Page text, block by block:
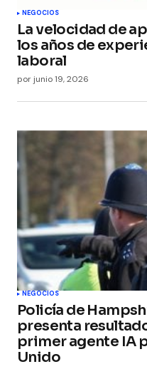
NEGOCIOS
La velocidad de
los años de
laboral
por junio 19, 2026
NEGOCIOS
Policía de
presenta
primer agente IA
Unido